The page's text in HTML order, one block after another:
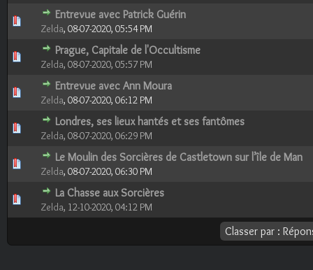
Entrevue avec Patrick Guérin
Zelda, 08-07-2020, 05:54 PM
0 Votes - 0 sur 5 en moyenne
12 345
Prague, Capitale de l'Occultisme
Zelda, 08-07-2020, 05:57 PM
0 Votes - 0 sur 5 en moyenne
1 2345
Entrevue avec Ann Moura
Zelda, 08-07-2020, 06:12 PM
0 Votes - 0 sur 5 en moyenne
12345
Londres, ses lieux hantés et ses fantômes
Zelda, 08-07-2020, 06:29 PM
0 Votes - 0 sur 5 en moyenne
12345
Le Moulin des Sorcières de Castletown sur l’île de Man
Zelda, 08-07-2020, 06:30 PM
0 Votes - 0 sur 5 en moyenne
1234 5
La Chasse aux Sorcières
Zelda, 12-10-2020, 04:12 PM
1 Votes - 4 sur 5 en moyenne
1234